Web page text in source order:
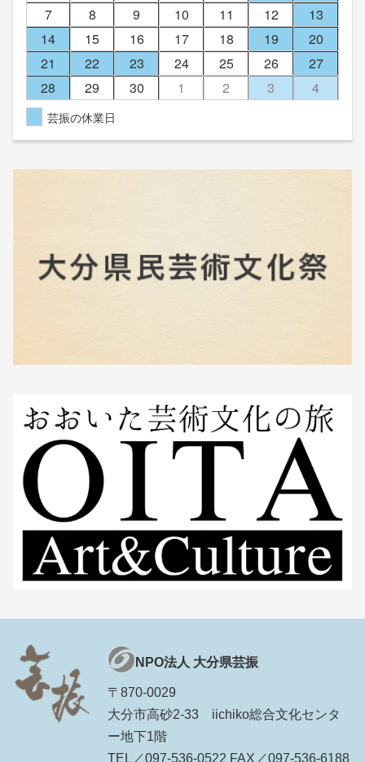
7
8 9 10 11 12
13
14
15 16 17 18 19
20
21
22 23 24 25 26
27
28
29 30 1 2 3 4
芸振の休業日
NPO法人 大分県芸振
〒870-0029
大分市高砂2-33 iichiko総合文化センタ
ー地下1階
TEL／097-536-0522 FAX／097-536-6188